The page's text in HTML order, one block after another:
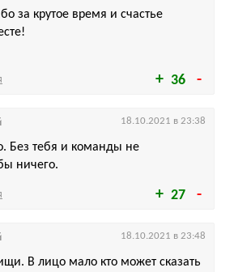
36
за крутое время и счастье
27
Без тебя и команды не
ничего.
18.10.2021 в 23:38
В лицо мало кто может сказать
18.10.2021 в 23:48